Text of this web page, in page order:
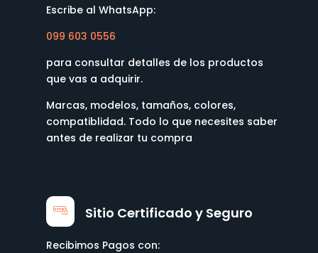
Escribe al WhatsApp:
099 603 0556
para consultar detalles de los productos
que vas a adquirir.
Marcas, modelos, tamaños, colores,
compatiblidad. Todo lo que necesites saber
antes de realizar tu compra
Sitio Certificado y Seguro
Recibimos Pagos con: